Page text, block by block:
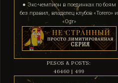
● Экс-чемпион в поединках по боям
без правил, владелец клубов «Torero» и
«Ogr»
PESOS & POSTS:
46460 | 499